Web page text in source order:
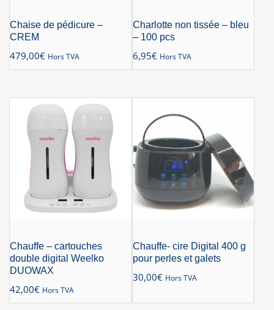
Chaise de pédicure –
CREM
479,00€ Hors TVA
Charlotte non tissée – bleu
– 100 pcs
6,95€ Hors TVA
Chauffe – cartouches
double digital Weelko
DUOWAX
42,00€ Hors TVA
Chauffe- cire Digital 400 g
pour perles et galets
30,00€ Hors TVA